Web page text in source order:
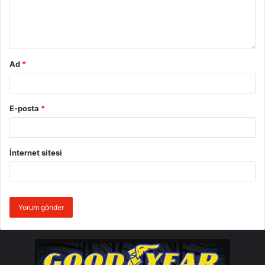
Murat Bostancı ve şampiyona üçüncüsü Orhan
yine eski bir Castrol Ford Team Türkiye pilotudur.
önemli isimlerin zamanında yer aldığı Castrol Ford
Team Türkiye, ülkemize yeni ralli pilotları kazandırma
konusunda önemli bir misyona sahip olduğu için adeta
“şampiyonlar yurdu” olarak anılmaktadır. 21 yaşındaki
genç pilotumuz Buğra Banaz’ın elde ettiği
gerçekleştirmesini hedeflediğimiz daha büyük
başarıların habercisidir. Elbette Buğra Banaz’ın bu
Ad *
E-posta *
İnternet sitesi